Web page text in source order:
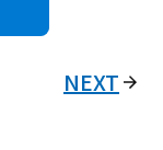
NEXT